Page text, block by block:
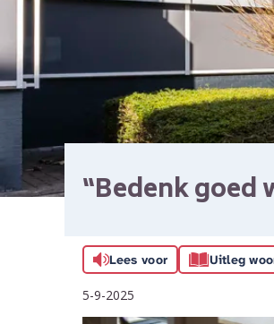
“Bedenk goed
Lees voor Uitleg
5-9-2025